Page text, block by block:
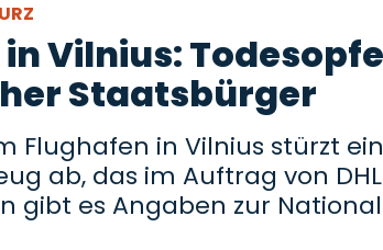
Vilnius:
Staatsbürger
Flughafen in Vilnius stürzt ein
ab, das im Auftrag von
gibt es Angaben zur